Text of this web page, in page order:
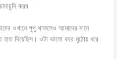
করব
ওখানে পুপু থাকলেও আমাদের মানে
দিয়েছিস। ওটা ভালো করে মুঠোয় ধরে